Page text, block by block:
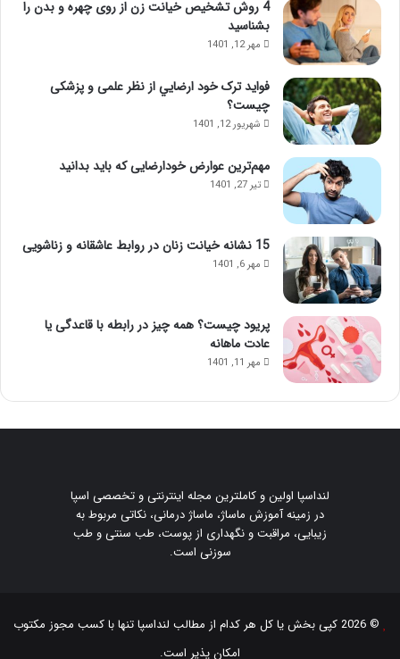
4 روش تشخیص خیانت زن از روی چهره و بدن را
بشناسید
مهر 12, 1401
فواید ترک خود ارضايي از نظر علمی و پزشکی
چیست؟
شهریور 12, 1401
مهم‌ترین عوارض خودارضایی که باید بدانید
تیر 27, 1401
15 نشانه خیانت زنان در روابط عاشقانه و زناشویی
مهر 6, 1401
پریود چیست؟ همه چیز در رابطه با قاعدگی یا
عادت ماهانه
مهر 11, 1401
لنداسپا اولین و کاملترین مجله اینترنتی و تخصصی اسپا
در زمینه آموزش ماساژ، ماساژ درمانی، نکاتی مربوط به
زیبایی، مراقبت و نگهداری از پوست، طب سنتی و طب
سوزنی است.
© 2026 کپی بخش یا کل هر کدام از مطالب لنداسپاتنها با کسب مجوز مکتوب
امکان پذیر است.